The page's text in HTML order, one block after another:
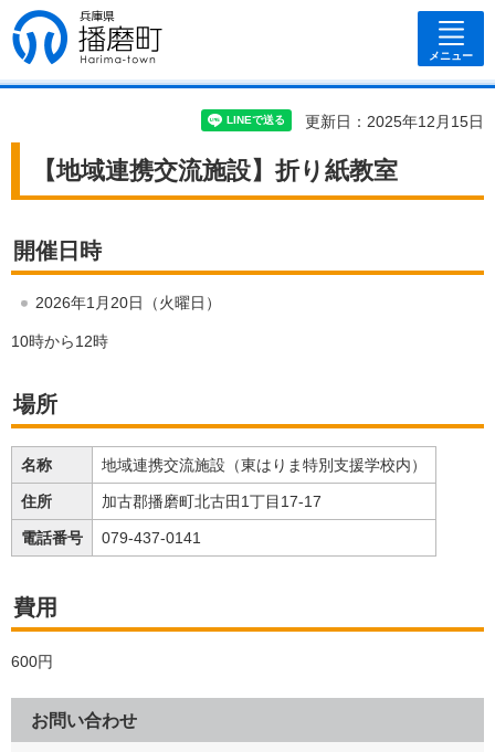
兵庫県 播磨
町
メニュー
更新日：2025年12月15日
【地域連携交流施設】折り紙教室
開催日時
2026年1月20日（火曜日）
10時から12時
場所
名称 地域連携交流施設（東はりま特別支援学校内）
住所 加古郡播磨町北古田1丁目17-17
電話番号 079-437-0141
費用
600円
お問い合わせ